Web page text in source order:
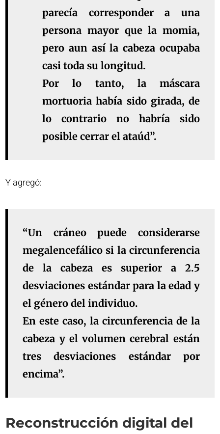
parecía corresponder a una
persona mayor que la momia,
pero aun así la cabeza ocupaba
casi toda su longitud.
Por lo tanto, la máscara
mortuoria había sido girada, de
lo contrario no habría sido
posible cerrar el ataúd”.
Y agregó:
“Un cráneo puede considerarse
megalencefálico si la circunferencia
de la cabeza es superior a 2.5
desviaciones estándar para la edad y
el género del individuo.
En este caso, la circunferencia de la
cabeza y el volumen cerebral están
tres desviaciones estándar por
encima”.
Reconstrucción digital del